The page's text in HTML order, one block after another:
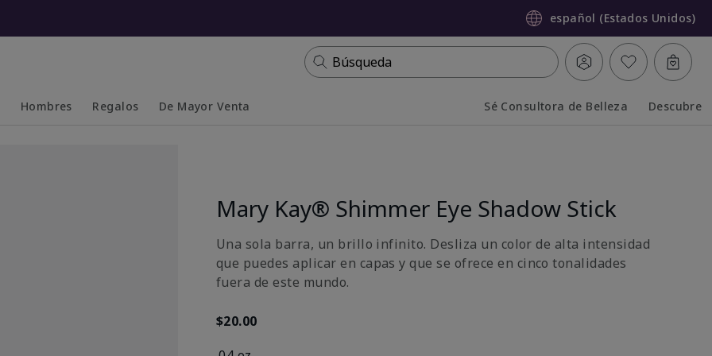
español (Estados Unidos)
Búsqueda
Hombres Regalos De Mayor Venta Sé Consultora de Belleza Descubre
Mary Kay® Shimmer Eye Shadow Stick
Una sola barra, un brillo infinito. Desliza un color de alta intensidad
que puedes aplicar en capas y que se ofrece en cinco tonalidades
fuera de este mundo.
$20.00